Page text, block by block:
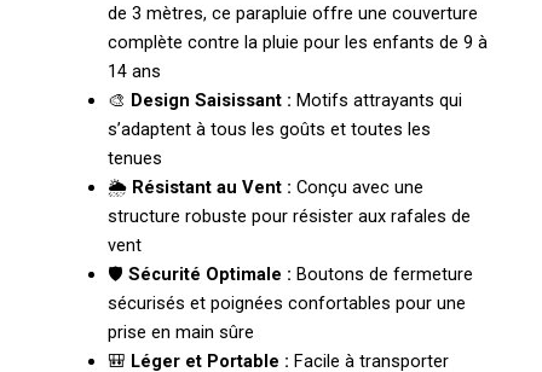
de 3 mètres, ce parapluie offre une couverture
complète contre la pluie pour les enfants de 9 à
14 ans
🎨 Design Saisissant : Motifs attrayants qui
s’adaptent à tous les goûts et toutes les
tenues
🌦️ Résistant au Vent : Conçu avec une
structure robuste pour résister aux rafales de
vent
🛡️ Sécurité Optimale : Boutons de fermeture
sécurisés et poignées confortables pour une
prise en main sûre
🎒 Léger et Portable : Facile à transporter